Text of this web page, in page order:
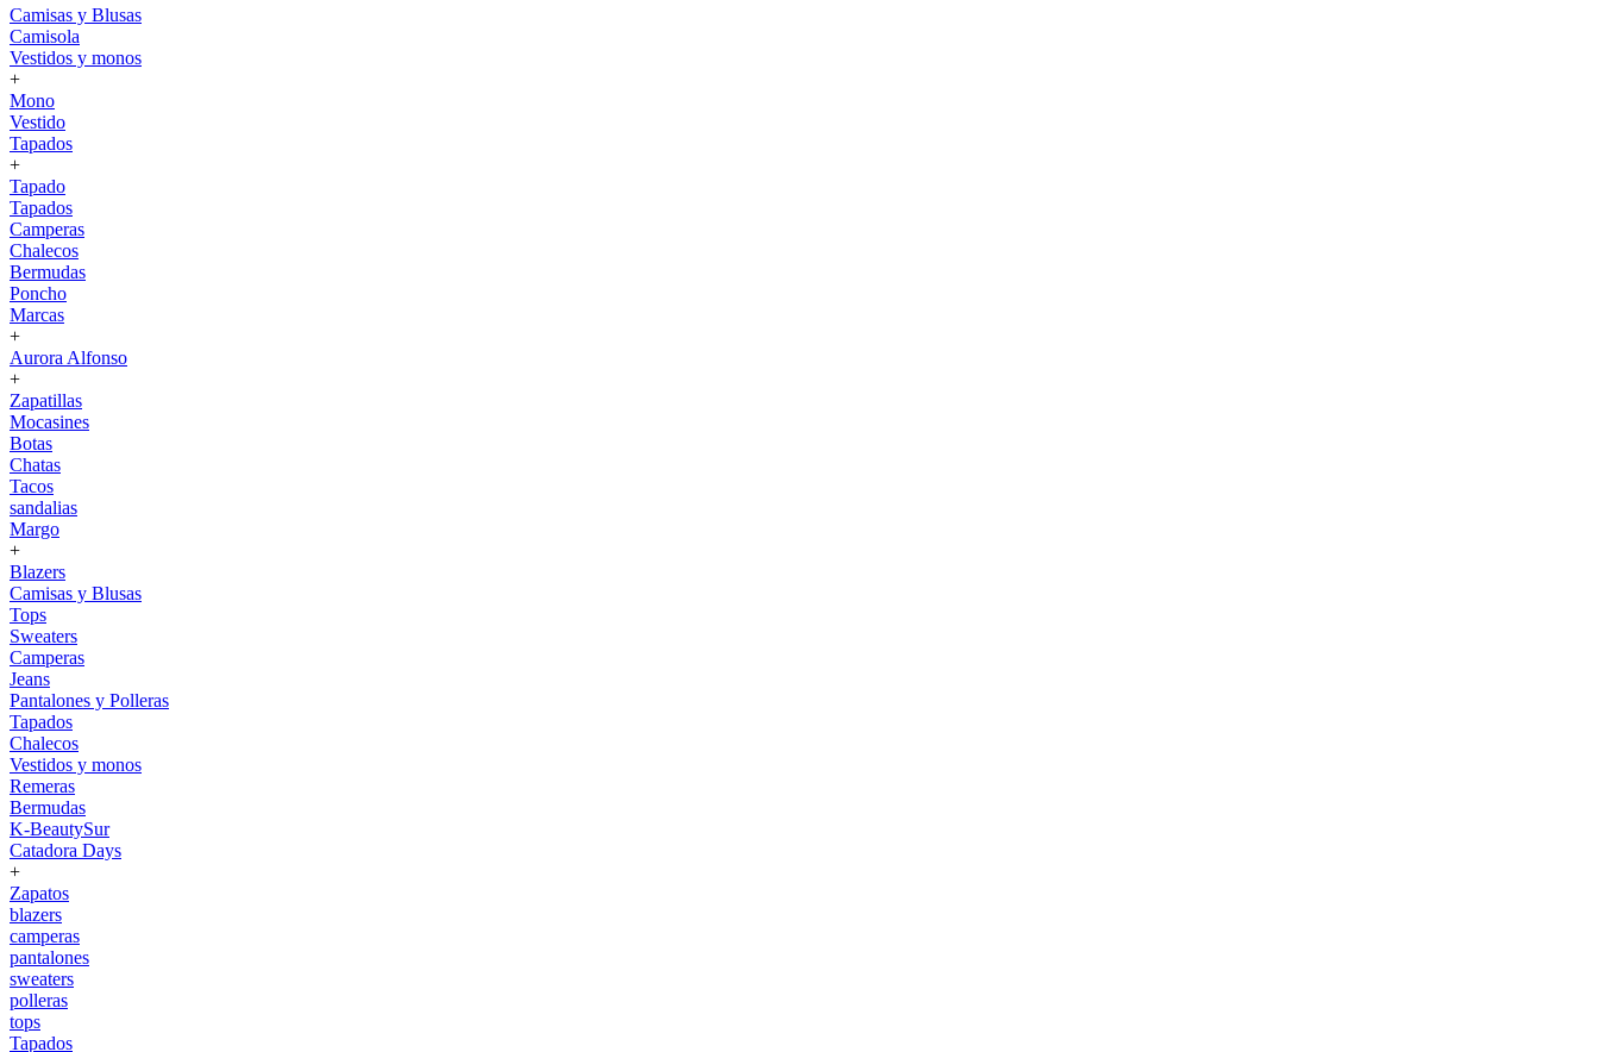
Camisas y Blusas
Camisola
Vestidos y monos
+
Mono
Vestido
Tapados
+
Tapado
Tapados
Camperas
Chalecos
Bermudas
Poncho
Marcas
+
Aurora Alfonso
+
Zapatillas
Mocasines
Botas
Chatas
Tacos
sandalias
Margo
+
Blazers
Camisas y Blusas
Tops
Sweaters
Camperas
Jeans
Pantalones y Polleras
Tapados
Chalecos
Vestidos y monos
Remeras
Bermudas
K-BeautySur
Catadora Days
+
Zapatos
blazers
camperas
pantalones
sweaters
polleras
tops
Tapados